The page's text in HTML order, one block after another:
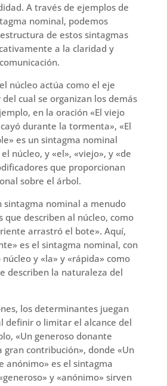
A través de ejemplos de
nominal, podemos
de estos sintagmas
a la claridad y
núcleo actúa como el eje
cual se organizan los demás
en la oración «El viejo
durante la tormenta», «El
es un sintagma nominal
núcleo, y «el», «viejo», y «de
que proporcionan
sobre el árbol.
sintagma nominal a menudo
que describen al núcleo, como
arrastró el bote». Aquí,
es el sintagma nominal, con
y «la» y «rápida» como
describen la naturaleza del
los determinantes juegan
definir o limitar el alcance del
«Un generoso donante
gran contribución», donde «Un
anónimo» es el sintagma
y «anónimo» sirven